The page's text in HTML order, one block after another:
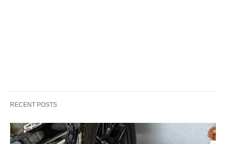
RECENT POSTS